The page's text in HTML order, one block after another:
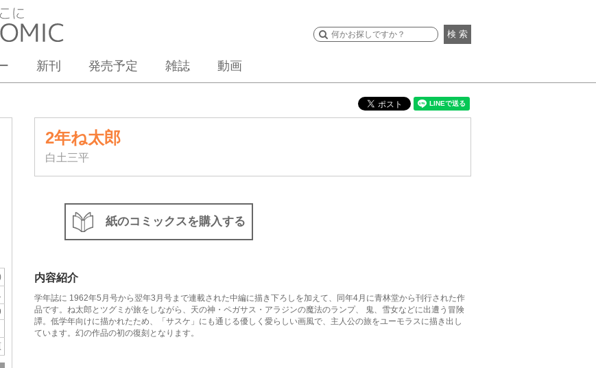
検 索
新刊 発売予定 雑誌 動画
2年ね太郎
白土三平
紙のコミックスを購入する
内容紹介
学年誌に 1962年5月号から翌年3月号まで連載された中編に描き下ろしを加えて、同年4月に青林堂から刊行された作
品です。ね太郎とツグミが旅をしながら、天の神・ペガサス・アラジンの魔法のランプ、 鬼、雪女などに出遭う冒険
譚。低学年向けに描かれたため、「サスケ」にも通じる優しく愛らしい画風で、主人公の旅をユーモラスに描き出し
ています。幻の作品の初の復刻となります。